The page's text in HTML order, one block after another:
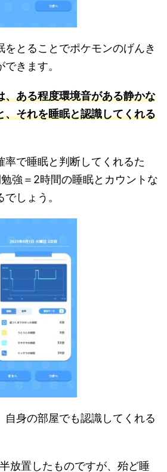
をとることでポケモンのげんき
きます。
、ある程度環境音がある静かな
、それを睡眠と認識してくれる
率で睡眠と判断してくれるた
強＝2時間の睡眠とカウントな
しょう。
自身の部屋でも認識してくれる
放置したものですが、殆ど睡